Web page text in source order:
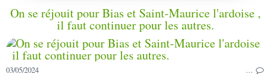
On se réjouit pour Bias et Saint-Maurice l'ardoise ,
il faut continuer pour les autres.
03/05/2024 …